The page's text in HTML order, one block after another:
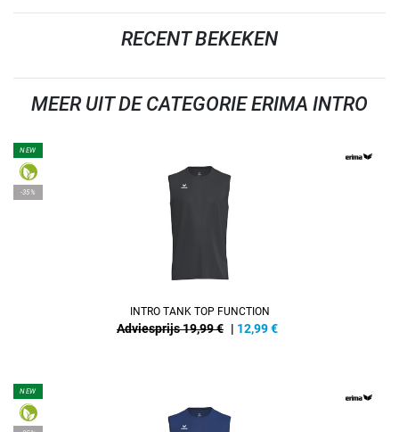
RECENT BEKEKEN
MEER UIT DE CATEGORIE ERIMA INTRO
NEW
-35%
INTRO TANK TOP FUNCTION
Adviesprijs 19,99 € | 12,99€
NEW